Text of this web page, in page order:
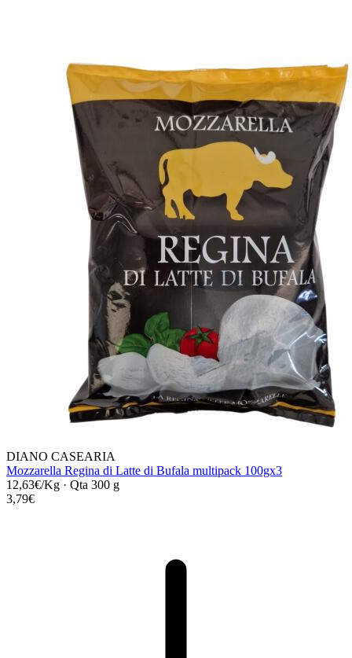
DIANO CASEARIA
Mozzarella Regina di Latte di Bufala multipack 100gx3
12,63€/Kg · Qta 300 g
3,79€